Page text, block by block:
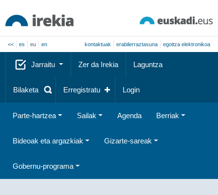
<< es eu en kontaktuak erabilerraztasuna egoitza elektronikoa
Jarraitu Zer da Irekia Laguntza
Bilaketa Erregistratu Login
Parte-hartzea Sailak Agenda Berriak
Bideoak eta argazkiak Gizarte-sareak
Gobernu-programa